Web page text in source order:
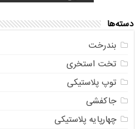
دسته‌ها
بندرخت
تخت استخری
توپ پلاستیکی
جاکفشی
چهارپایه پلاستیکی